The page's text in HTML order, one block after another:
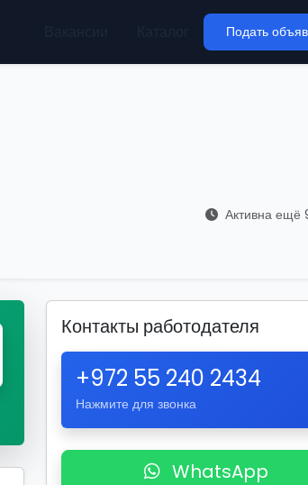
Подать
Активна ещё
Контакты работодателя
+972 55 240 2434
Нажмите для звонка
WhatsApp